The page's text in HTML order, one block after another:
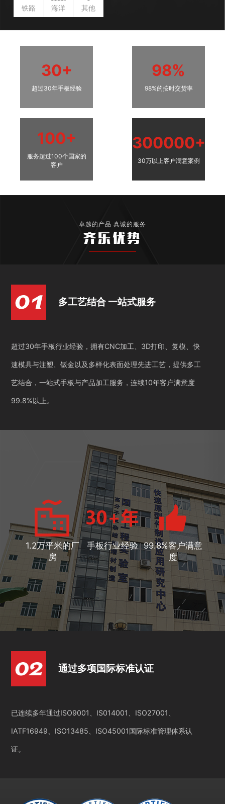
铁路 海洋 其他
30+
超过30年手板经验
98%
98%的按时交货率
100+
服务超过100个国家的
客户
300000+
30万以上客户满意案例
卓越的产品 真诚的服务
齐乐优势
多工艺结合 一站式服务
超过30年手板行业经验，拥有CNC加工、3D打印、复模、快
速模具与注塑、钣金以及多样化表面处理先进工艺，提供多工
艺结合，一站式手板与产品加工服务，连续10年客户满意度
99.8%以上。
1.2万平米的厂
房
手板行业经验 99.8%客户满意
度
通过多项国际标准认证
已连续多年通过ISO9001、IS014001、ISO27001、
IATF16949、ISO13485、ISO45001国际标准管理体系认
证。